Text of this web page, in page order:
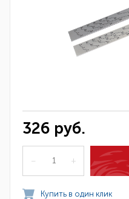
326 руб.
– +
Купить в один клик